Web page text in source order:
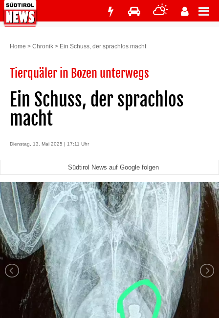
Home > Chronik > Ein Schuss, der sprachlos macht
Tierquäler in Bozen unterwegs
Ein Schuss, der sprachlos
macht
Dienstag, 13. Mai 2025 | 17:11 Uhr
Südtirol News auf Google folgen